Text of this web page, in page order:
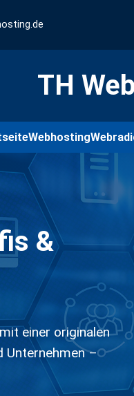
TH
Webhosting
&
einer originalen
Unternehmen –